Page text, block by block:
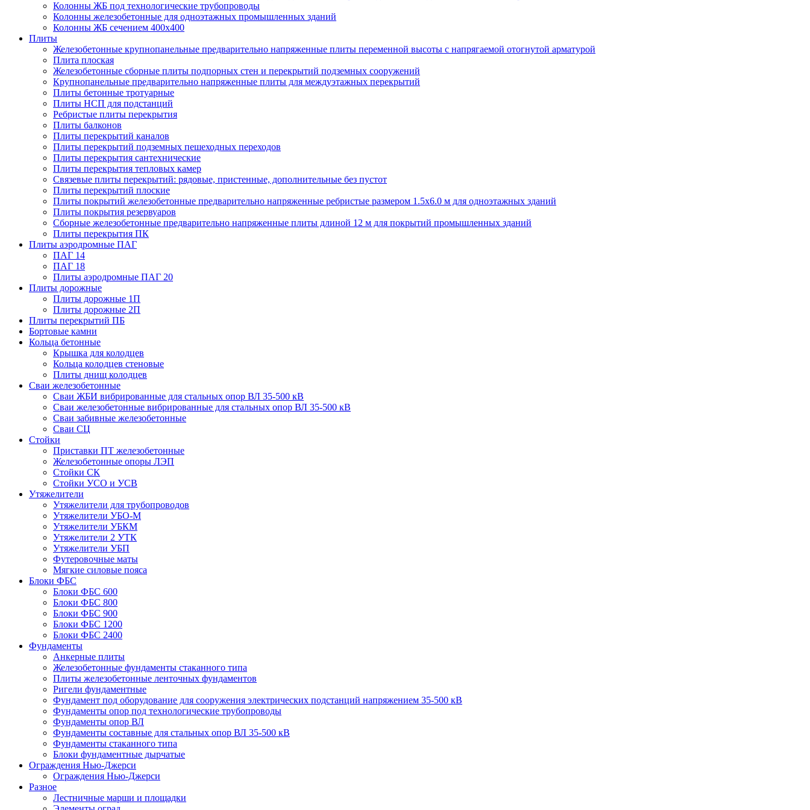
Колонны ЖБ под технологические трубопроводы
Колонны железобетонные для одноэтажных промышленных зданий
Колонны ЖБ сечением 400х400
Плиты
Железобетонные крупнопанельные предварительно напряженные плиты переменной высоты с напрягаемой отогнутой арматурой
Плита плоская
Железобетонные сборные плиты подпорных стен и перекрытий подземных сооружений
Крупнопанельные предварительно напряженные плиты для междуэтажных перекрытий
Плиты бетонные тротуарные
Плиты НСП для подстанций
Ребристые плиты перекрытия
Плиты балконов
Плиты перекрытий каналов
Плиты перекрытий подземных пешеходных переходов
Плиты перекрытия сантехнические
Плиты перекрытия тепловых камер
Связевые плиты перекрытий: рядовые, пристенные, дополнительные без пустот
Плиты перекрытий плоские
Плиты покрытий железобетонные предварительно напряженные ребристые размером 1.5х6.0 м для одноэтажных зданий
Плиты покрытия резервуаров
Сборные железобетонные предварительно напряженные плиты длиной 12 м для покрытий промышленных зданий
Плиты перекрытия ПК
Плиты аэродромные ПАГ
ПАГ 14
ПАГ 18
Плиты аэродромные ПАГ 20
Плиты дорожные
Плиты дорожные 1П
Плиты дорожные 2П
Плиты перекрытий ПБ
Бортовые камни
Кольца бетонные
Крышка для колодцев
Кольца колодцев стеновые
Плиты днищ колодцев
Сваи железобетонные
Сваи ЖБИ вибрированные для стальных опор ВЛ 35-500 кВ
Сваи железобетонные вибрированные для стальных опор ВЛ 35-500 кВ
Сваи забивные железобетонные
Сваи СЦ
Стойки
Приставки ПТ железобетонные
Железобетонные опоры ЛЭП
Стойки СК
Стойки УСО и УСВ
Утяжелители
Утяжелители для трубопроводов
Утяжелители УБО-М
Утяжелители УБКМ
Утяжелители 2 УТК
Утяжелители УБП
Футеровочные маты
Мягкие силовые пояса
Блоки ФБС
Блоки ФБС 600
Блоки ФБС 800
Блоки ФБС 900
Блоки ФБС 1200
Блоки ФБС 2400
Фундаменты
Анкерные плиты
Железобетонные фундаменты стаканного типа
Плиты железобетонные ленточных фундаментов
Ригели фундаментные
Фундамент под оборудование для сооружения электрических подстанций напряжением 35-500 кВ
Фундаменты опор под технологические трубопроводы
Фундаменты опор ВЛ
Фундаменты составные для стальных опор ВЛ 35-500 кВ
Фундаменты стаканного типа
Блоки фундаментные дырчатые
Ограждения Нью-Джерси
Ограждения Нью-Джерси
Разное
Лестничные марши и площадки